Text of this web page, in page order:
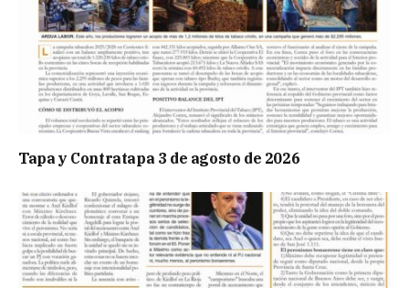
Tapa y Contratapa 3 de agosto de 2026